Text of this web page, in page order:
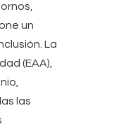
un
La
(EAA),
las